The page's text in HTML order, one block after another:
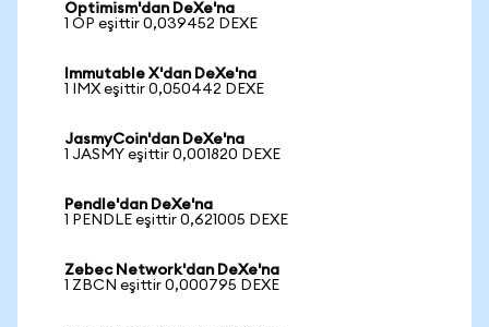
Optimism'dan DeXe'na
1 OP eşittir 0,039452 DEXE
Immutable X'dan DeXe'na
1 IMX eşittir 0,050442 DEXE
JasmyCoin'dan DeXe'na
1 JASMY eşittir 0,001820 DEXE
Pendle'dan DeXe'na
1 PENDLE eşittir 0,621005 DEXE
Zebec Network'dan DeXe'na
1 ZBCN eşittir 0,000795 DEXE